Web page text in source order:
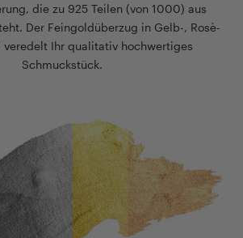
die zu 925 Teilen (von 1000) aus
Der Feingoldüberzug in Gelb-, Rosè-
veredelt Ihr qualitativ hochwertiges
Schmuckstück.